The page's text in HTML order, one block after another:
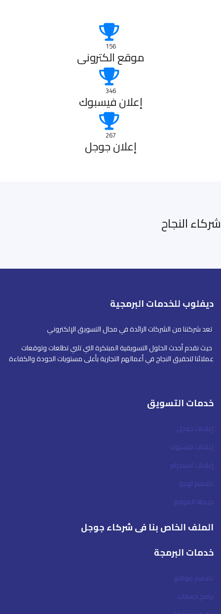
156
موقع الكترونى
346
إعلان فيسبوك
267
إعلان جوجل
شركاء النجاح
ديفلوب للخدمات البرمجية
تعد شركتنا من الشركات الرائدة في مجال التسويق الإلكتروني
حيث نقدم أحدث الحلول التسويقية المبتكرة التي تلبي تطلعات وتوقعات
عملائنا لتحقيق النجاح في أعمالهم التجارية بأعلى مستويات الجودة والكفاءة
خدمات التسويق
إعلانات جوجل
إعلانات فيسبوك
إعلانات انستجرام
تصميم لوجو
خريطة الموقع
الملف الخاص بنا فى شركاء جوجل
خدمات البرمجة
تصميم مواقع
برامج حسابات